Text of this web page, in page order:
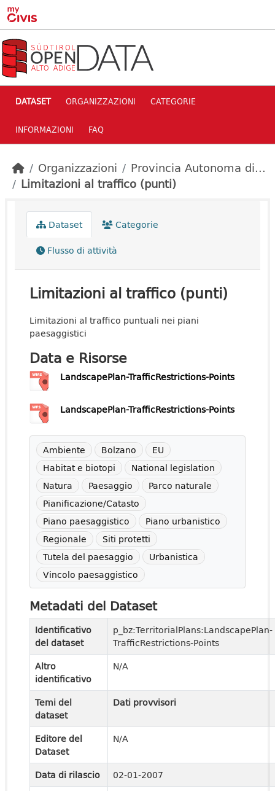
Skip to main content
DATASET ORGANIZZAZIONI CATEGORIE
INFORMAZIONI FAQ
Organizzazioni
Provincia Autonoma di...
Limitazioni al traffico (punti)
Dataset
Categorie
Flusso di attività
Limitazioni al traffico (punti)
Limitazioni al traffico puntuali nei piani
paesaggistici
Data e Risorse
LandscapePlan-TrafficRestrictions-Points
LandscapePlan-TrafficRestrictions-Points
Ambiente Bolzano
EU
Habitat e biotopi
National legislation
Natura
Paesaggio
Parco naturale
Pianificazione/Catasto
Piano paesaggistico
Piano urbanistico
Regionale
Siti protetti
Tutela del paesaggio
Urbanistica
Vincolo paesaggistico
Metadati del Dataset
Identificativo
del dataset
p_bz:TerritorialPlans:LandscapePlan-
TrafficRestrictions-Points
Altro
identificativo
N/A
Temi del
dataset
Dati provvisori
Editore del
Dataset
N/A
Data di rilascio
02-01-2007